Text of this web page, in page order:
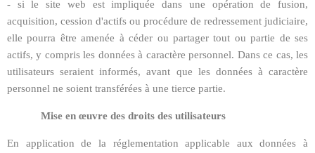
- si le site web est impliquée dans une opération de fusion,
acquisition, cession d'actifs ou procédure de redressement judiciaire,
elle pourra être amenée à céder ou partager tout ou partie de ses
actifs, y compris les données à caractère personnel. Dans ce cas, les
utilisateurs seraient informés, avant que les données à caractère
personnel ne soient transférées à une tierce partie.
Mise en œuvre des droits des utilisateurs
En application de la réglementation applicable aux données à